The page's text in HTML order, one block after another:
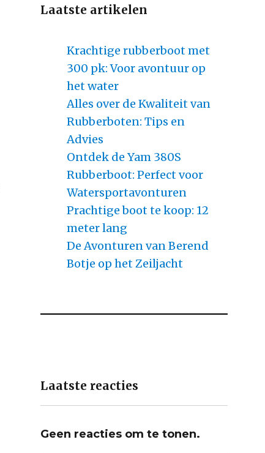
Laatste artikelen
Krachtige rubberboot met
300 pk: Voor avontuur op
het water
Alles over de Kwaliteit van
Rubberboten: Tips en
Advies
Ontdek de Yam 380S
Rubberboot: Perfect voor
Watersportavonturen
Prachtige boot te koop: 12
meter lang
De Avonturen van Berend
Botje op het Zeiljacht
Laatste reacties
Geen reacties om te tonen.